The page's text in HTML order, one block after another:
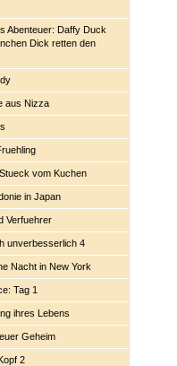
Abenteuer: Daffy Duck
Dick retten den
aus Nizza
vom Kuchen
in Japan
Verfuehrer
unverbesserlich 4
Nacht in New York
Tag 1
ihres Lebens
Geheim
2